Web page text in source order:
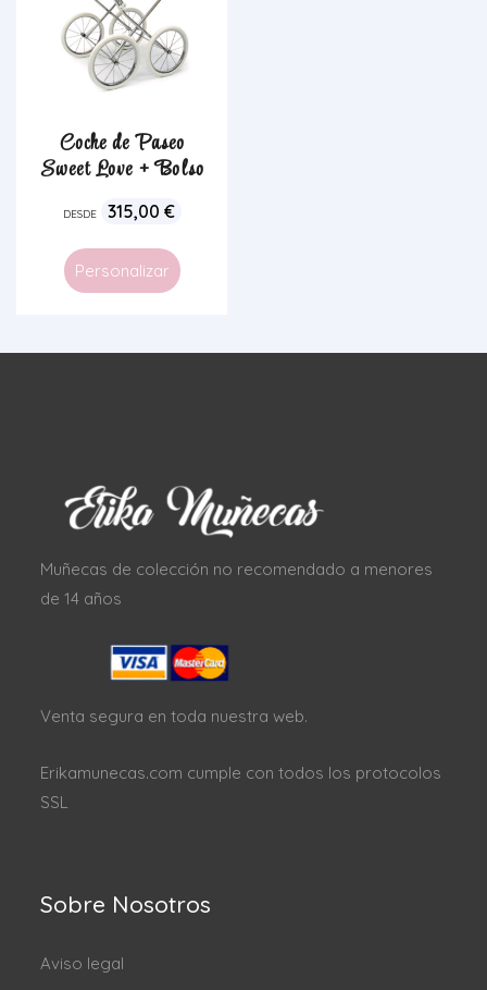
Coche de Paseo
Sweet Love + Bolso
DESDE 315,00 €
Personalizar
Muñecas de colección no recomendado a menores
de 14 años
Venta segura en toda nuestra web.
Erikamunecas.com cumple con todos los protocolos
SSL
Sobre Nosotros
Aviso legal